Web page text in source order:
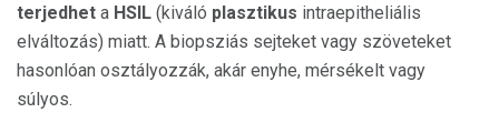
terjedhet a HSIL (kiváló plasztikus intraepitheliális
elváltozás) miatt. A biopsziás sejteket vagy szöveteket
hasonlóan osztályozzák, akár enyhe, mérsékelt vagy
súlyos.